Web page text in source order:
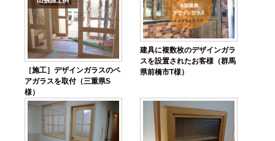
［施工］デザインガラスのペ
アガラスを取付（三重県S
様）
建具に複数枚のデザインガラ
スを設置されたお客様（群馬
県前橋市T様）